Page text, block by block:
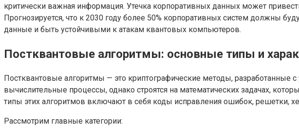
критически важная информация. Утечка корпоративных данных может
Прогнозируется, что к 2030 году более 50% корпоративных систем должны
данные и быть устойчивыми к атакам квантовых компьютеров.
Постквантовые алгоритмы: основные типы и
Постквантовые алгоритмы — это криптографические методы,
вычислительные процессы, однако строятся на математических задачах,
типы этих алгоритмов включают в себя коды исправления ошибок, решетки,
Рассмотрим главные категории: